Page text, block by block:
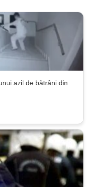
azil de bătrâni din